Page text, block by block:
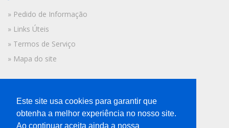
» Pedido de Informação
» Links Úteis
» Termos de Serviço
» Mapa do site
© 2019 A Voz do Algarve.
Todos os direitos reservados.
Este site usa cookies para garantir que
obtenha a melhor experiência no nosso site.
Ao continuar aceita ainda a nossa